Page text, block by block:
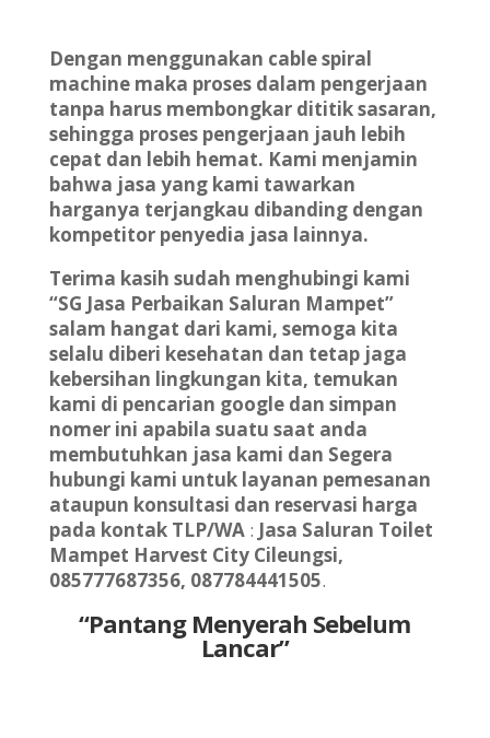
Dengan menggunakan cable spiral
machine maka proses dalam pengerjaan
tanpa harus membongkar dititik sasaran,
sehingga proses pengerjaan jauh lebih
cepat dan lebih hemat. Kami menjamin
bahwa jasa yang kami tawarkan
harganya terjangkau dibanding dengan
kompetitor penyedia jasa lainnya.
Terima kasih sudah menghubingi kami
“SG Jasa Perbaikan Saluran Mampet”
salam hangat dari kami, semoga kita
selalu diberi kesehatan dan tetap jaga
kebersihan lingkungan kita, temukan
kami di pencarian google dan simpan
nomer ini apabila suatu saat anda
membutuhkan jasa kami dan Segera
hubungi kami untuk layanan pemesanan
ataupun konsultasi dan reservasi harga
pada kontak TLP/WA : Jasa Saluran Toilet
Mampet Harvest City Cileungsi,
085777687356, 087784441505.
“Pantang Menyerah Sebelum
Lancar”